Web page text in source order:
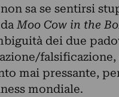
sa se sentirsi
Moo Cow in the
dei due
mai pressante,
mondiale.